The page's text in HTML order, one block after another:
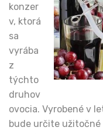
konzer
v, ktorá
sa
vyrába
z
týchto
druhov
ovocia. Vyrobené v
bude určite užitočné